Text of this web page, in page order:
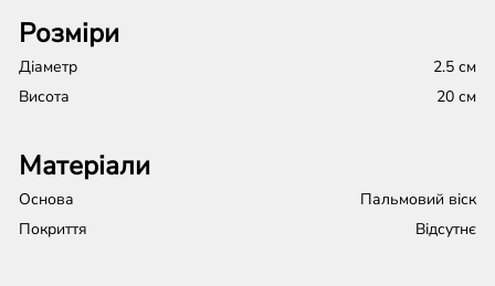
Розміри
Діаметр
2.5 см
Висота
20 см
Матеріали
Основа
Пальмовий віск
Покриття
Відсутнє